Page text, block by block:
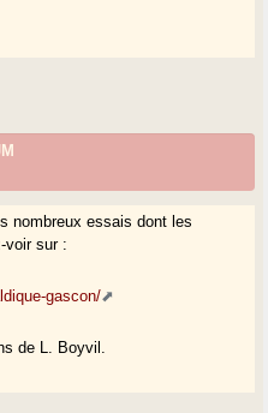
nombreux essais dont les
voir sur :
gascon/
de L. Boyvil.